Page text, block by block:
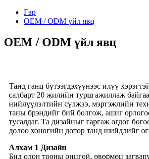
Гэр
OEM / ODM үйл явц
OEM / ODM үйл явц
Танд ганц бүтээгдэхүүнээс илүү
салбарт 20 жилийн турш ажиллаж
нийлүүлэлтийн сүлжээ, мэргэжлийн
таны брэндийг бий болгож, ашиг
тусалдаг. Та дизайныг гаргаж өгдөг
долоо хоногийн дотор танд шийдлийг
Алхам 1 Дизайн
Бид олон тооны онцгой, өвөрмөц